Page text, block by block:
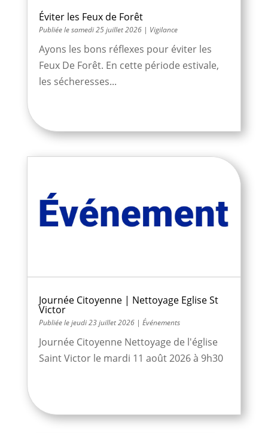
Éviter les Feux de Forêt
samedi 25 juillet 2026| Vigilance
Ayons les bons réflexes pour éviter les
Feux De Forêt. En cette période estivale,
les sécheresses...
Journée Citoyenne | Nettoyage Eglise St
Victor
jeudi 23 juillet 2026| Événements
Journée Citoyenne Nettoyage de l'église
Saint Victor le mardi 11 août 2026 à 9h30